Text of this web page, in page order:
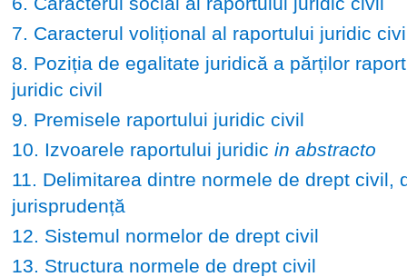
7. Caracterul volițional al raportului juridic
8. Poziția de egalitate juridică a părților
juridic civil
9. Premisele raportului juridic civil
10. Izvoarele raportului juridic in abstracto
11. Delimitarea dintre normele de drept civil,
jurisprudență
12. Sistemul normelor de drept civil
13. Structura normele de drept civil